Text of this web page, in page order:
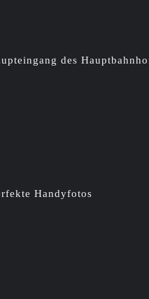
des
Handyfotos